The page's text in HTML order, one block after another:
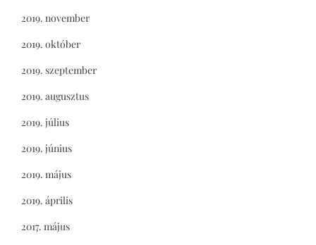
2019. november
2019. október
2019. szeptember
2019. augusztus
2019. július
2019. június
2019. május
2019. április
2017. május